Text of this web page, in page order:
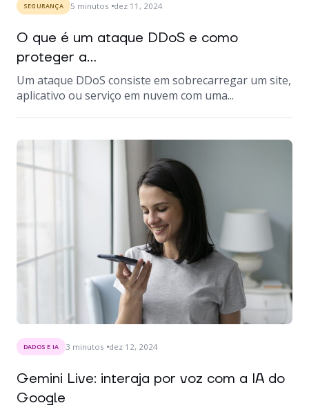
SEGURANÇA 5 minutos dez 11, 2024
O que é um ataque DDoS e como
proteger a...
Um ataque DDoS consiste em sobrecarregar um site,
aplicativo ou serviço em nuvem com uma...
DADOS E IA 3 minutos dez 12, 2024
Gemini Live: interaja por voz com a IA do
Google